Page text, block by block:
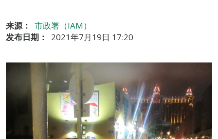
来源：
市政署（IAM）
发布日期：
2021年7月19日 17:20